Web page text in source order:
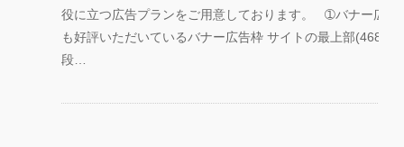
役に立つ広告プランをご用意しております。 ➀バナー広告
も好評いただいているバナー広告枠 サイトの最上部
段…